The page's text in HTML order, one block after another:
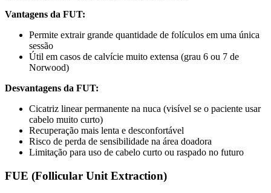
Vantagens da FUT:
Permite extrair grande quantidade de folículos em uma única
sessão
Útil em casos de calvície muito extensa (grau 6 ou 7 de
Norwood)
Desvantagens da FUT:
Cicatriz linear permanente na nuca (visível se o paciente usar
cabelo muito curto)
Recuperação mais lenta e desconfortável
Risco de perda de sensibilidade na área doadora
Limitação para uso de cabelo curto ou raspado no futuro
FUE (Follicular Unit Extraction)